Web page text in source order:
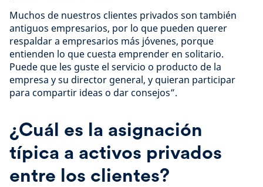
Muchos de nuestros clientes privados son también
antiguos empresarios, por lo que pueden querer
respaldar a empresarios más jóvenes, porque
entienden lo que cuesta emprender en solitario.
Puede que les guste el servicio o producto de la
empresa y su director general, y quieran participar
para compartir ideas o dar consejos”.
¿Cuál es la asignación
típica a activos privados
entre los clientes?